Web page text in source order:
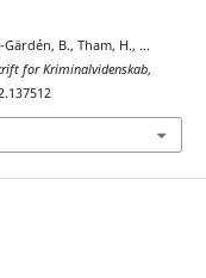
Gärdén, B., Tham, H., …
for Kriminalvidenskab,